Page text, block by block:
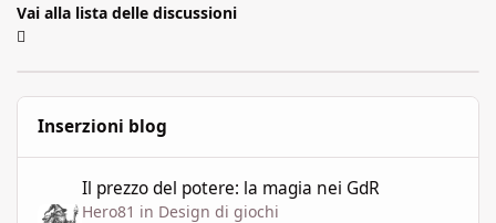
Vai alla lista delle discussioni
Inserzioni blog
Il prezzo del potere: la magia nei GdR
Hero81 in Design di giochi